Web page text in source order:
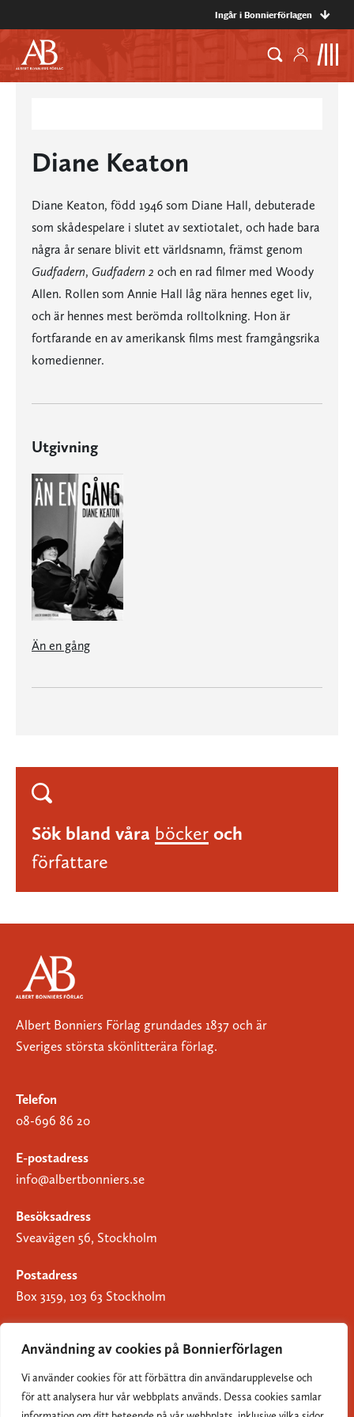
Användning av cookies på Bonnierförlagen
Vi använder cookies för att förbättra din användarupplevelse och
för att analysera hur vår webbplats används. Dessa cookies samlar
Ingår i Bonnierförlagen
Diane Keaton
Diane Keaton, född 1946 som Diane Hall, debuterade
som skådespelare i slutet av sextiotalet, och hade bara
några år senare blivit ett världsnamn, främst genom
Gudfadern, Gudfadern 2 och en rad filmer med Woody
Allen. Rollen som Annie Hall låg nära hennes eget liv,
och är hennes mest berömda rolltolkning. Hon är
fortfarande en av amerikansk films mest framgångsrika
komedienner.
Utgivning
Än en gång
Sök bland våra böcker och
författare
Albert Bonniers Förlag grundades 1837 och är
Sveriges största skönlitterära förlag.
Telefon
08-696 86 20
E-postadress
info@albertbonniers.se
Besöksadress
Sveavägen 56, Stockholm
Postadress
Box 3159, 103 63 Stockholm
Om Bonnierförlagen
Cookies